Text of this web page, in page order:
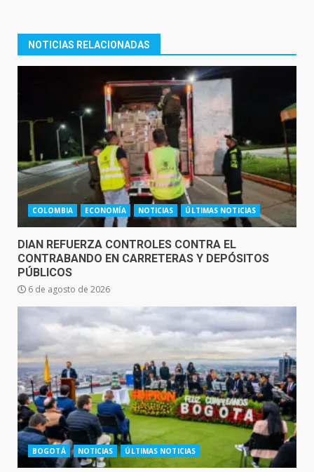
NOTICIAS RELACIONADAS
COLOMBIA ECONOMÍA NOTICIAS ÚLTIMAS NOTICIAS
DIAN REFUERZA CONTROLES CONTRA EL
CONTRABANDO EN CARRETERAS Y DEPÓSITOS
PÚBLICOS
6 de agosto de 2026
BOGOTÁ NOTICIAS ÚLTIMAS NOTICIAS